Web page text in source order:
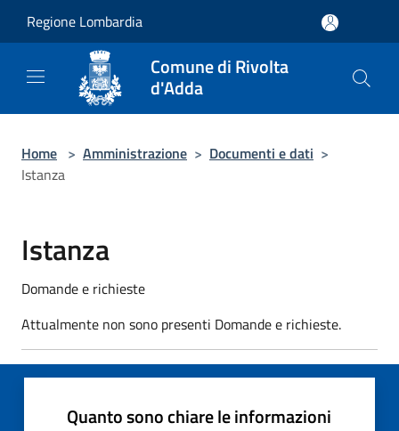
Regione Lombardia
Comune di Rivolta
d'Adda
Home > Amministrazione > Documenti e dati >
Istanza
Istanza
Domande e richieste
Attualmente non sono presenti Domande e richieste.
Quanto sono chiare le informazioni